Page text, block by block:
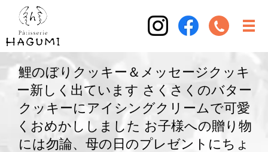
鯉のぼりクッキー＆メッセージクッキ
ー新しく出ています さくさくのバター
クッキーにアイシングクリームで可愛
くおめかししました お子様への贈り物
には勿論、母の日のプレゼントにちょ